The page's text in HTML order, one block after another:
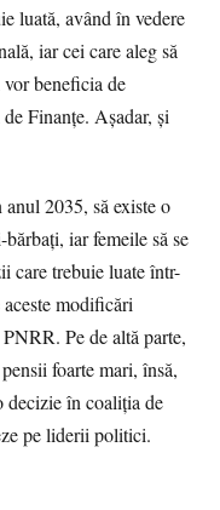
luată, având în vedere
iar cei care aleg să
vor beneficia de
Finanțe. Așadar, și
2035, să existe o
iar femeile să se
care trebuie luate într-
modificări
Pe de altă parte,
foarte mari, însă,
decizie în coaliția de
pe liderii politici.